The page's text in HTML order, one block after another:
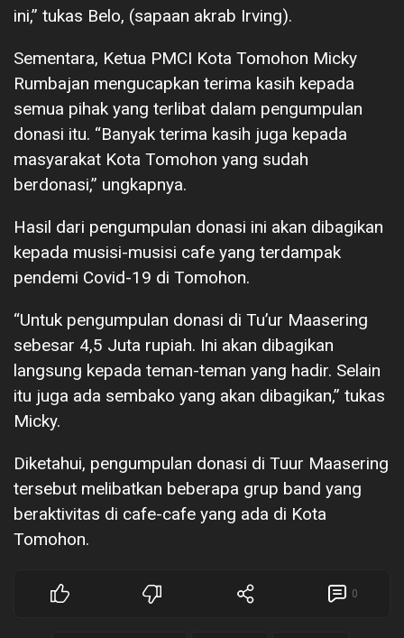
ini,” tukas Belo, (sapaan akrab Irving).
Sementara, Ketua PMCI Kota Tomohon Micky
Rumbajan mengucapkan terima kasih kepada
semua pihak yang terlibat dalam pengumpulan
donasi itu. “Banyak terima kasih juga kepada
masyarakat Kota Tomohon yang sudah
berdonasi,” ungkapnya.
Hasil dari pengumpulan donasi ini akan dibagikan
kepada musisi-musisi cafe yang terdampak
pendemi Covid-19 di Tomohon.
“Untuk pengumpulan donasi di Tu’ur Maasering
sebesar 4,5 Juta rupiah. Ini akan dibagikan
langsung kepada teman-teman yang hadir. Selain
itu juga ada sembako yang akan dibagikan,” tukas
Micky.
Diketahui, pengumpulan donasi di Tuur Maasering
tersebut melibatkan beberapa grup band yang
beraktivitas di cafe-cafe yang ada di Kota
Tomohon.
0